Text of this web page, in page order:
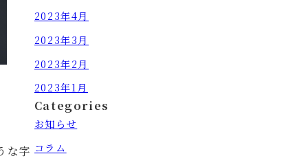
な字
2023年4月
2023年3月
2023年2月
2023年1月
Categories
お知らせ
コラム